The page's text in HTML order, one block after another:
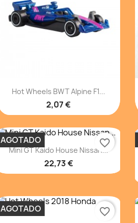
Vista rápida
Hot Wheels BWT Alpine F1...
2,07 €
Vista rápida
Mini GT Kaido House Nissan...
22,73 €
AGOTADO
favorite_border
AGOTADO favorite_border